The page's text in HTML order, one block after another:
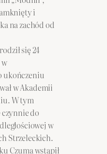
i
na zachód od
się 24
ukończeniu
w Akademii
W tym
czynnie do
w
Strzeleckich.
Czuma wstąpił